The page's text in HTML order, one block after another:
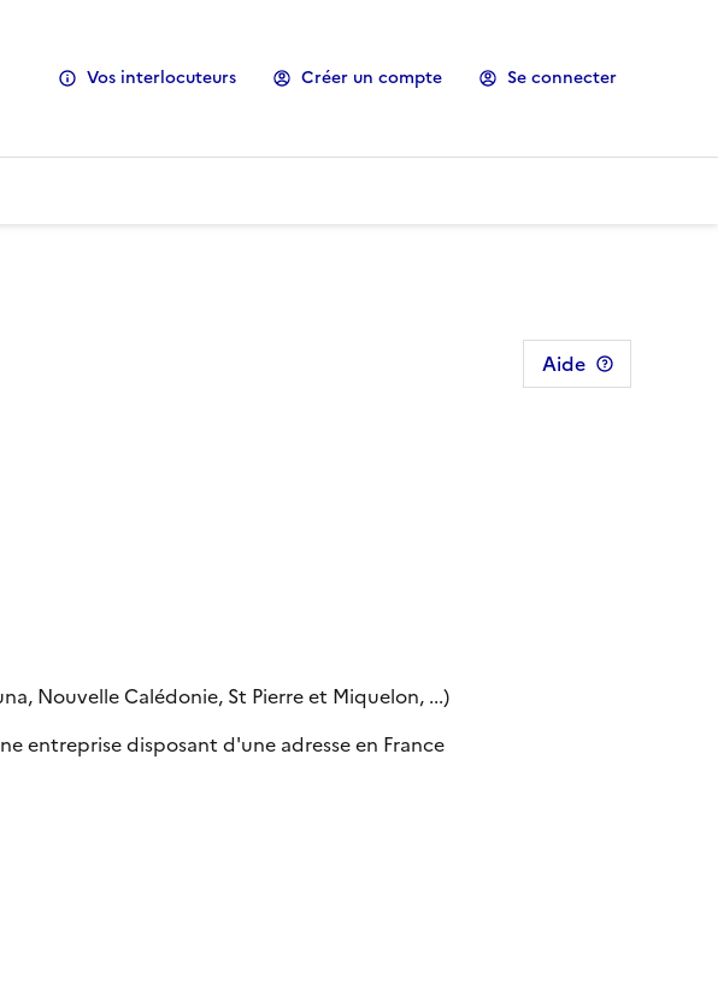
Vos interlocuteurs Créer un compte Se connecter
Aide
Nouvelle Calédonie, St Pierre et Miquelon, ...)
entreprise disposant d'une adresse en France